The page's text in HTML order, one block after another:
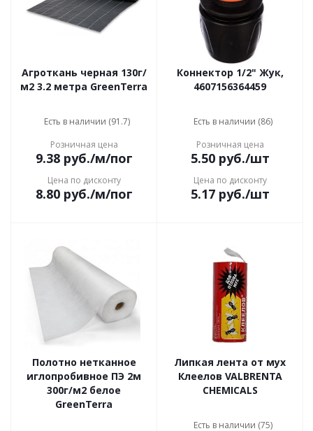
Агроткань черная 130г/
м2 3.2 метра GreenTerra
Есть в наличии (91.7)
Розничная цена
9.38руб./м/пог
Цена по дисконту
8.80руб./м/пог
Коннектор 1/2" Жук,
4607156364459
Есть в наличии (86)
Розничная цена
5.50руб./шт
Цена по дисконту
5.17руб./шт
Полотно нетканное
иглопробивное ПЭ 2м
300г/м2 белое
GreenTerra
Липкая лента от мух
Клеелов VALBRENTA
CHEMICALS
Есть в наличии (75)